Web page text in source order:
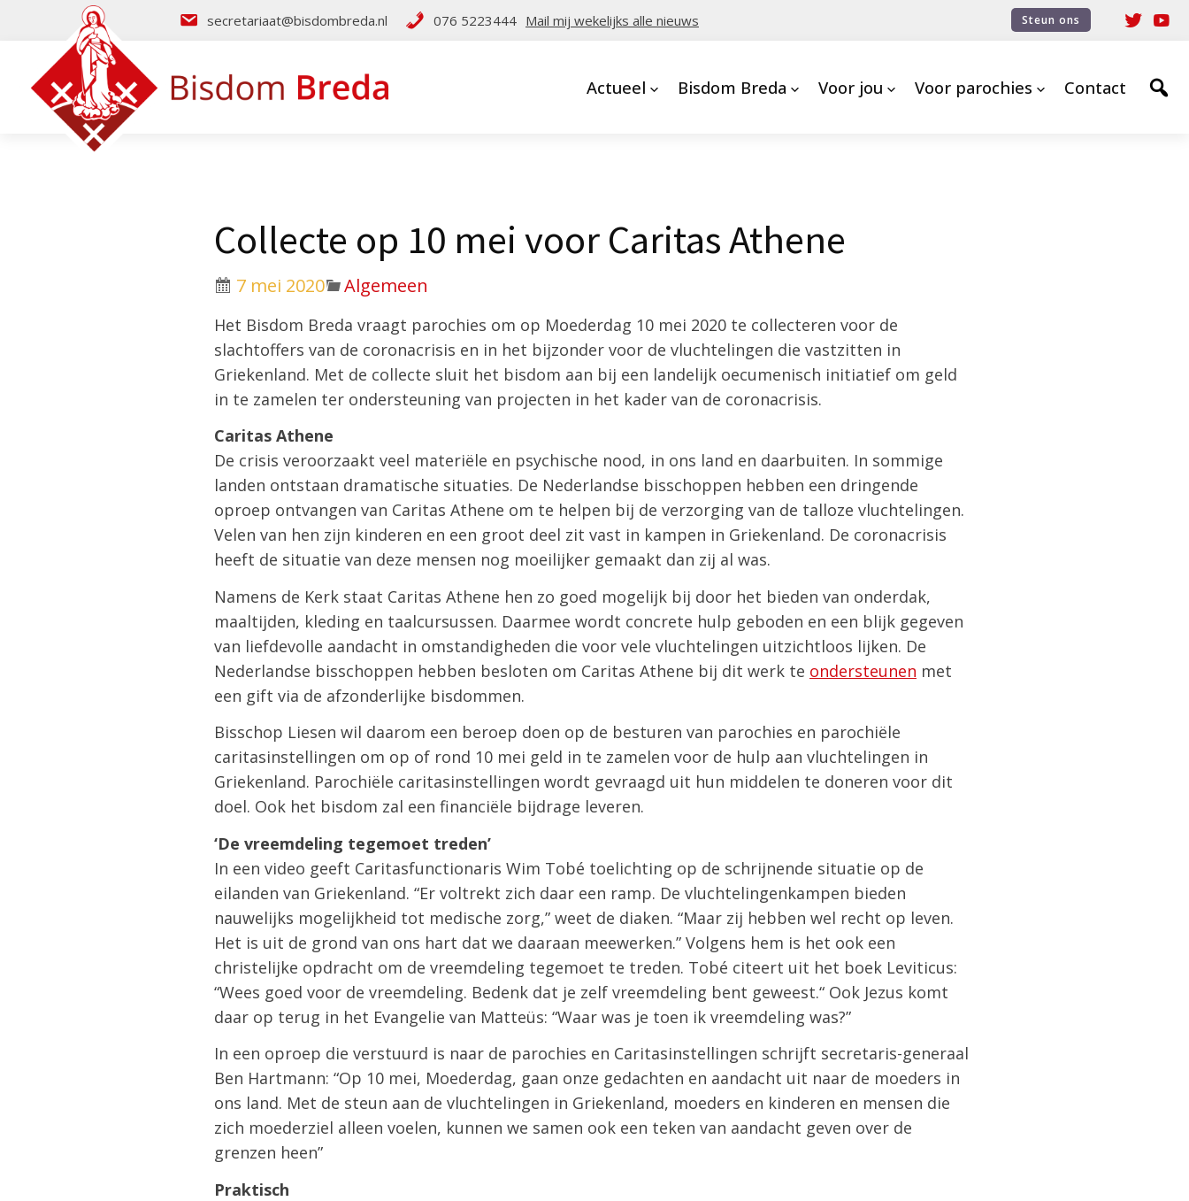
secretariaat@bisdombreda.nl 076 5223444 Mail mij wekelijks alle nieuws Steun ons
Actueel Bisdom Breda Voor jou Voor parochies Contact
Collecte op 10 mei voor Caritas Athene
7 mei 2020 Algemeen
Het Bisdom Breda vraagt parochies om op Moederdag 10 mei 2020 te collecteren voor de
slachtoffers van de coronacrisis en in het bijzonder voor de vluchtelingen die vastzitten in
Griekenland. Met de collecte sluit het bisdom aan bij een landelijk oecumenisch initiatief om geld
in te zamelen ter ondersteuning van projecten in het kader van de coronacrisis.
Caritas Athene
De crisis veroorzaakt veel materiële en psychische nood, in ons land en daarbuiten. In sommige
landen ontstaan dramatische situaties. De Nederlandse bisschoppen hebben een dringende
oproep ontvangen van Caritas Athene om te helpen bij de verzorging van de talloze vluchtelingen.
Velen van hen zijn kinderen en een groot deel zit vast in kampen in Griekenland. De coronacrisis
heeft de situatie van deze mensen nog moeilijker gemaakt dan zij al was.
Namens de Kerk staat Caritas Athene hen zo goed mogelijk bij door het bieden van onderdak,
maaltijden, kleding en taalcursussen. Daarmee wordt concrete hulp geboden en een blijk gegeven
van liefdevolle aandacht in omstandigheden die voor vele vluchtelingen uitzichtloos lijken. De
Nederlandse bisschoppen hebben besloten om Caritas Athene bij dit werk te ondersteunen met
een gift via de afzonderlijke bisdommen.
Bisschop Liesen wil daarom een beroep doen op de besturen van parochies en parochiële
caritasinstellingen om op of rond 10 mei geld in te zamelen voor de hulp aan vluchtelingen in
Griekenland. Parochiële caritasinstellingen wordt gevraagd uit hun middelen te doneren voor dit
doel. Ook het bisdom zal een financiële bijdrage leveren.
‘De vreemdeling tegemoet treden’
In een video geeft Caritasfunctionaris Wim Tobé toelichting op de schrijnende situatie op de
eilanden van Griekenland. “Er voltrekt zich daar een ramp. De vluchtelingenkampen bieden
nauwelijks mogelijkheid tot medische zorg,” weet de diaken. “Maar zij hebben wel recht op leven.
Het is uit de grond van ons hart dat we daaraan meewerken.” Volgens hem is het ook een
christelijke opdracht om de vreemdeling tegemoet te treden. Tobé citeert uit het boek Leviticus:
“Wees goed voor de vreemdeling. Bedenk dat je zelf vreemdeling bent geweest.“ Ook Jezus komt
daar op terug in het Evangelie van Matteüs: “Waar was je toen ik vreemdeling was?”
In een oproep die verstuurd is naar de parochies en Caritasinstellingen schrijft secretaris-generaal
Ben Hartmann: “Op 10 mei, Moederdag, gaan onze gedachten en aandacht uit naar de moeders in
ons land. Met de steun aan de vluchtelingen in Griekenland, moeders en kinderen en mensen die
zich moederziel alleen voelen, kunnen we samen ook een teken van aandacht geven over de
grenzen heen”
Praktisch